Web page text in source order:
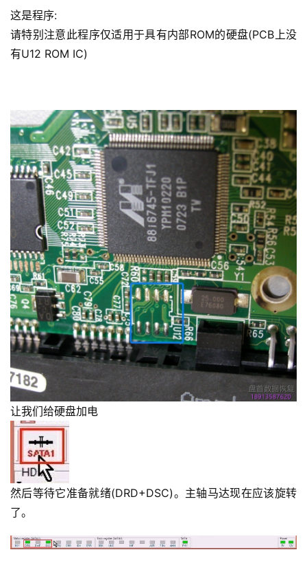
这是程序:
请特别注意此程序仅适用于具有内部ROM的硬盘(PCB上没
有U12 ROM IC)
让我们给硬盘加电
然后等待它准备就绪(DRD+DSC)。主轴马达现在应该旋转
了。